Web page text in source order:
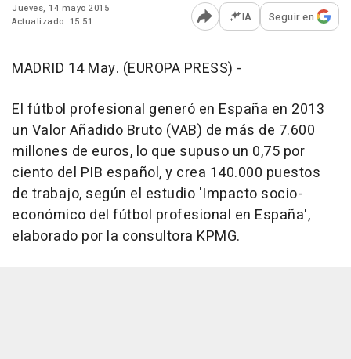
Jueves, 14 mayo 2015
Actualizado: 15:51
Abrir opciones para
IA Seguir en
MADRID 14 May. (EUROPA PRESS) -
El fútbol profesional generó en España en 2013
un Valor Añadido Bruto (VAB) de más de 7.600
millones de euros, lo que supuso un 0,75 por
ciento del PIB español, y crea 140.000 puestos
de trabajo, según el estudio 'Impacto socio-
económico del fútbol profesional en España',
elaborado por la consultora KPMG.